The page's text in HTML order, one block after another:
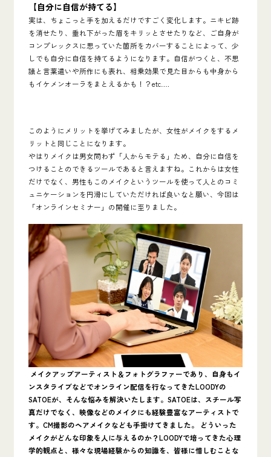
【自分に自信が持てる】
実は、ちょこっと手を加えるだけですごく変化します。ニキビ跡
を消せたり、垂れ下がった眉をキリッとさせたりなど、ご自身が
コンプレックスに思っていた箇所をカバーすることによって、少
しでも自分に自信を持てるようになります。自信がつくと、不思
議と言葉遣いや所作にも表れ、相乗効果で見た目からも中身から
もイケメンオーラをまとえるかも！？etc….
このようにメリットを挙げてみましたが、女性がメイクをするメ
リットと同じことになります。
やはりメイクは男女問わず「人からモテる」ため、自分に自信を
つけることのできるツールであると言えますね。これからは女性
だけでなく、男性もこのメイクというツールを使って人とのコミ
ュニケーションを円滑にしていただければ良いなと願い、今回は
「オンラインセミナー」の開催に至りました。
メイクアップアーティスト＆フォトグラファーであり、自身もイ
ンスタライブなどでオンライン配信を行なってきたLOODYの
SATOEが、そんな悩みを解決いたします。SATOEは、スチール写
真だけでなく、映像などのメイクにも経験豊富なアーティストで
す。CM撮影のヘアメイクなども手掛けてきました。 どういった
メイクがどんな印象を人に与えるのか？LOODYで培ってきた心理
学的観点と、様々な現場経験からの知識を、皆様に惜しむことな